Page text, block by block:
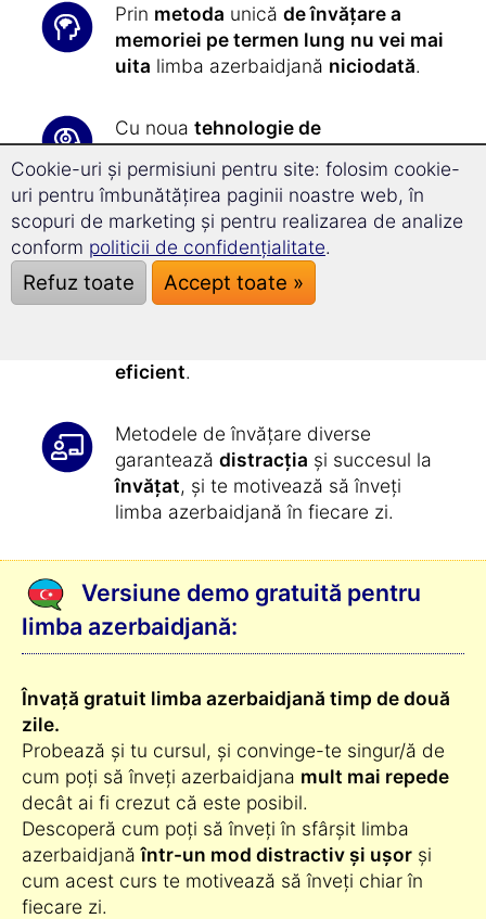
Prin metoda unică de învățare a
memoriei pe termen lung nu vei mai
uita limba azerbaidjană niciodată.
Cu noua tehnologie de
Superînvățare avansezi cu 31,5 %
mai repede și vei putea să te
concentrezi mai bine.
Toate exercițiile ți se vor oferi cu
exactitate de către software-ul
eficient.
Metodele de învățare diverse
garantează distracția și succesul la
învățat, și te motivează să înveți
limba azerbaidjană în fiecare zi.
Versiune demo gratuită pentru
limba azerbaidjană:
Învață gratuit limba azerbaidjană timp de două
zile.
Probează și tu cursul, și convinge-te singur/ă de
cum poți să înveți azerbaidjana mult mai repede
decât ai fi crezut că este posibil.
Descoperă cum poți să înveți în sfârșit limba
azerbaidjanăîntr-un mod distractiv și ușor și
cum acest curs te motivează să înveți chiar în
fiecare zi.
Cookie-uri și permisiuni pentru site: folosim cookie-
uri pentru îmbunătățirea paginii noastre web, în
scopuri de marketing și pentru realizarea de analize
conform politicii de confidențialitate.
Refuz toate Accept toate »